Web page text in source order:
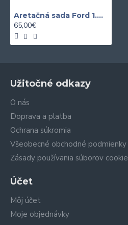
Aretačná sada Ford 1.8 D / TD / TDDI / TDCI
65,00€
Užitočné odkazy
O nás
Doprava a platba
Ochrana súkromia
Všeobecné obchodné podmienky
Zásady používania súborov cookie
Účet
Môj účet
Moje objednávky